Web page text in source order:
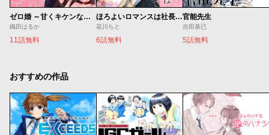
ゼロ婚 ～甘くキケンな極秘任務～
織田はるか
11話無料
ほろよいロマンスは社長室で
花川ちと
6話無料
官能先生
吉田基已
5話無料
おすすめの作品